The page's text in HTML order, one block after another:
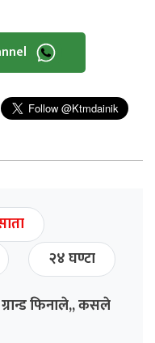
२४ घण्टा
फिनाले,, कसले